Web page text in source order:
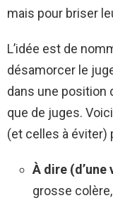
mais pour briser
L’idée est de
désamorcer le
dans une
que de juges.
(et celles à éviter)
À dire (d’une
grosse